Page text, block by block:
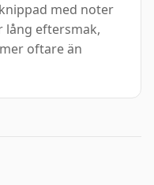
med noter
lång eftersmak,
oftare än